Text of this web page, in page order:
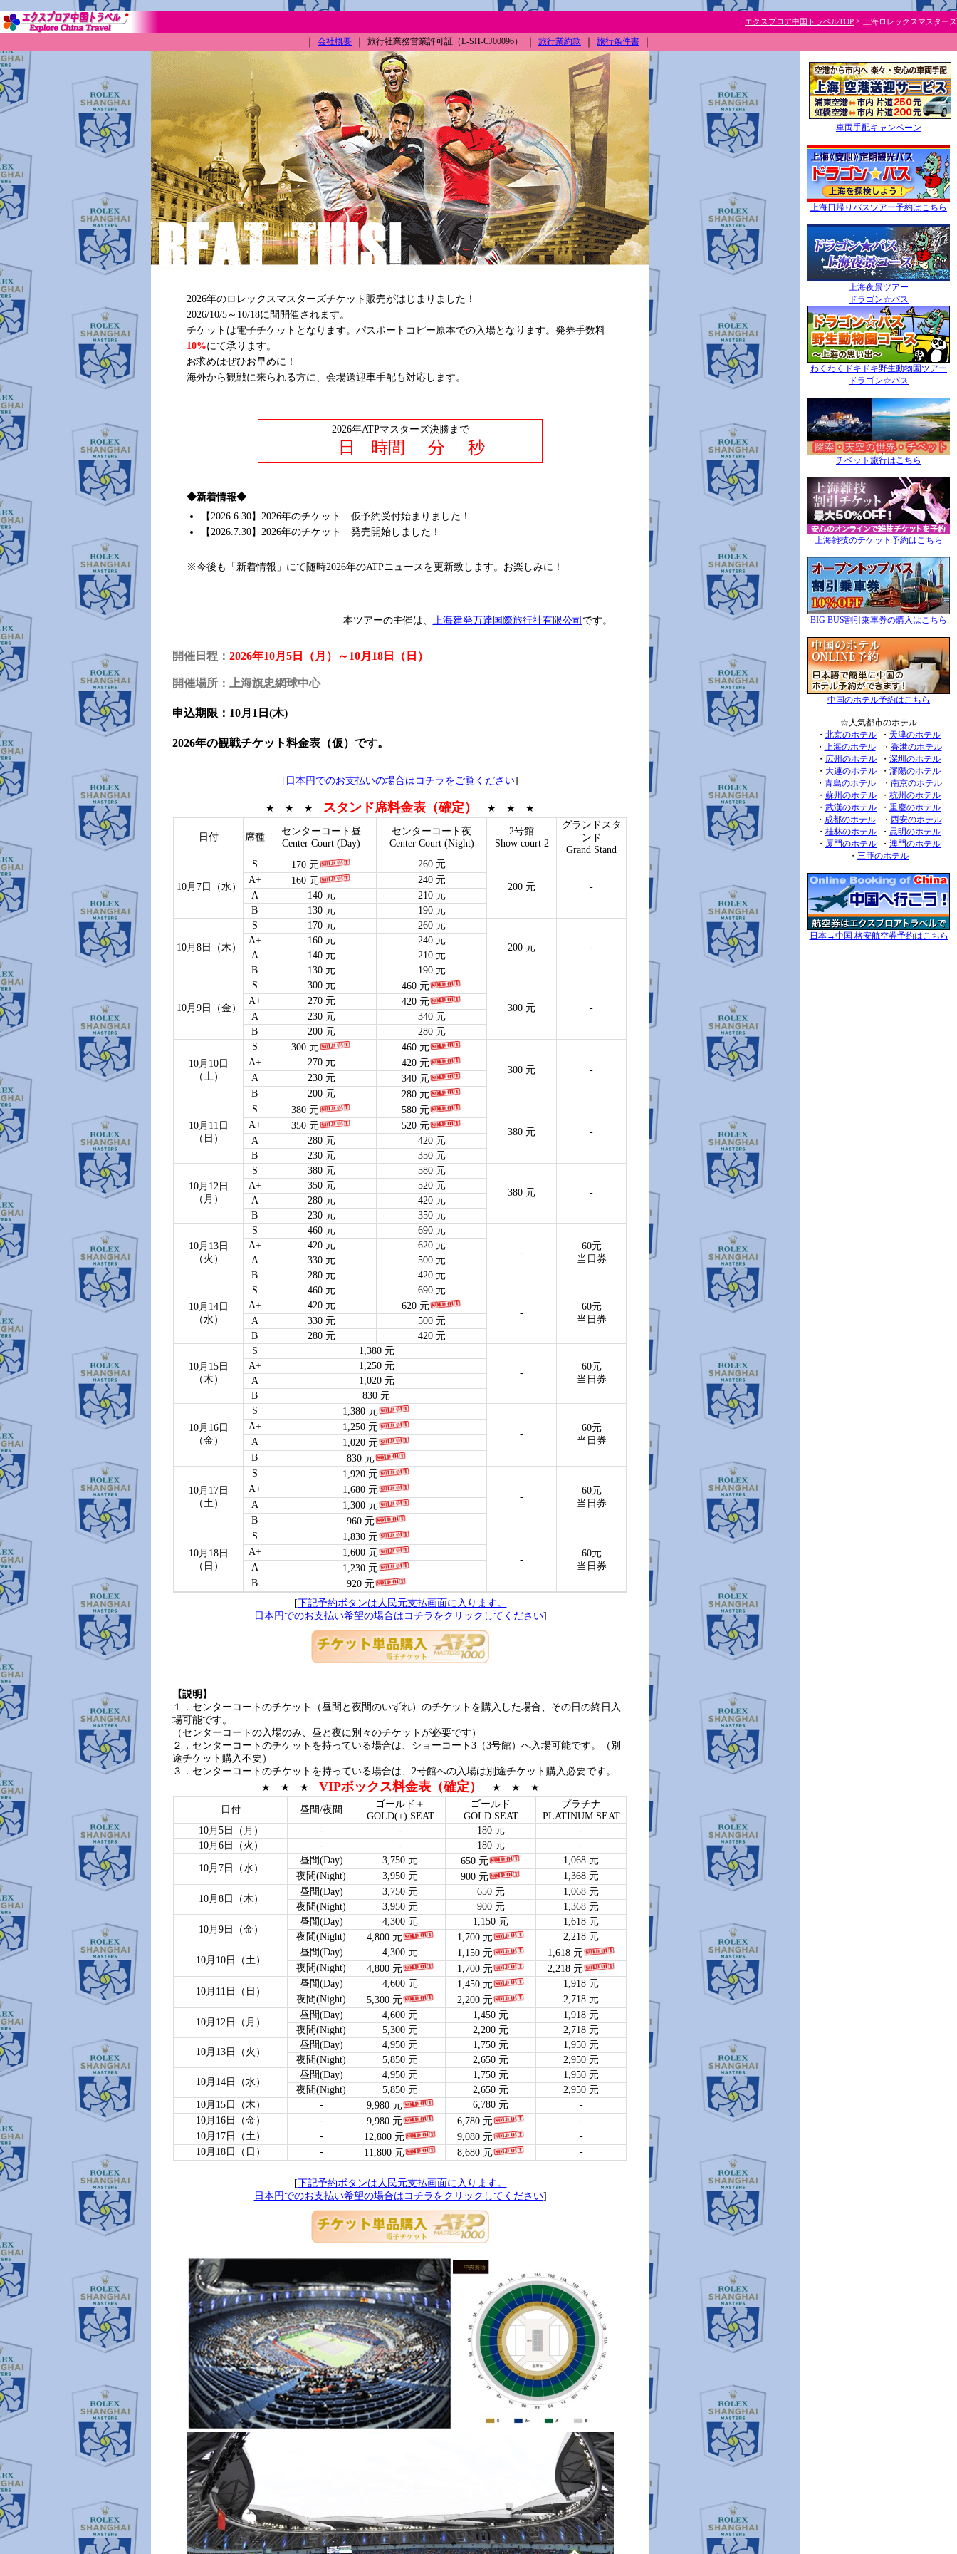
エクスプロア中国トラベルTOP > 上海ロレックスマスターズ
会社概要 旅行社業務営業許可証（L-SH-CJ00096） 旅行業約款 旅行条件書
2026年のロレックスマスターズチケット販売がはじまりました！
2026/10/5～10/18に間開催されます。
チケットは電子チケットとなります。パスポートコピー原本での入場となります。発券手数料
10%にて承ります。
お求めはぜひお早めに！
海外から観戦に来られる方に、会場送迎車手配も対応します。
2026年ATPマスターズ決勝まで
日 時間 分 秒
◆新着情報◆
【2026.6.30】2026年のチケット 仮予約受付始まりました！
【2026.7.30】2026年のチケット 発売開始しました！
※今後も「新着情報」にて随時2026年のATPニュースを更新致します。お楽しみに！
本ツアーの主催は、 上海建発万達国際旅行社有限公司 です。
開催日程： 2026年10月5日（月）～10月18日（日）
開催場所：上海旗忠網球中心
申込期限：10月1日(木)
2026年の観戦チケット料金表（仮）です。
[ 日本円でのお支払いの場合はコチラをご覧ください]
★ ★ ★ スタンド席料金表（確定） ★ ★ ★
日付 席種
センターコート昼
Center Court (Day)
センターコート夜
Center Court (Night)
2号館
Show court 2
グランドスタ
ンド
Grand Stand
10月7日（水）
S 170 元 260 元
200 元 -
A+ 160 元
240 元
A
140 元
210 元
B
130 元 190 元
10月8日（木）
S 170 元 260 元
200 元 -
A+ 160 元
240 元
A
140 元
210 元
B
130 元 190 元
10月9日（金）
S 300 元 460 元
300 元 -
A+ 270 元
420 元
A
230 元
340 元
B
200 元 280 元
10月10日
（土）
S 300 元 460 元
300 元 -
A+ 270 元
420 元
A
230 元
340 元
B
200 元 280 元
10月11日
（日）
S 380 元 580 元
380 元 -
A+ 350 元
520 元
A
280 元
420 元
B
230 元 350 元
10月12日
（月）
S 380 元 580 元
380 元 -
A+ 350 元
520 元
A
280 元
420 元
B
230 元 350 元
10月13日
（火）
S 460 元 690 元
-
60元
当日券
A+ 420 元
620 元
A
330 元
500 元
B
280 元 420 元
10月14日
（水）
S 460 元 690 元
-
60元
当日券
A+ 420 元
620 元
A
330 元
500 元
B
280 元 420 元
10月15日
（木）
S 1,380 元
-
60元
当日券
A+
1,250 元
A
1,020 元
B
830 元
10月16日
（金）
S 1,380 元
-
60元
当日券
A+
1,250 元
A
1,020 元
B
830 元
10月17日
（土）
S 1,920 元
-
60元
当日券
A+
1,680 元
A
1,300 元
B
960 元
10月18日
（日）
S 1,830 元
-
60元
当日券
A+
1,600 元
A
1,230 元
B
920 元
[下記予約ボタンは人民元支払画面に入ります。
日本円でのお支払い希望の場合はコチラをクリックしてください]
【説明】
１．センターコートのチケット（昼間と夜間のいずれ）のチケットを購入した場合、その日の終日入
場可能です。
（センターコートの入場のみ、昼と夜に別々のチケットが必要です）
２．センターコートのチケットを持っている場合は、ショーコート3（3号館）へ入場可能です。（別
途チケット購入不要）
３．センターコートのチケットを持っている場合は、2号館への入場は別途チケット購入必要です。
★ ★ ★ VIPボックス料金表（確定） ★ ★ ★
日付 昼間/夜間
ゴールド＋
GOLD(+) SEAT
ゴールド
GOLD SEAT
プラチナ
PLATINUM SEAT
10月5日（月）
- - 180 元
-
10月6日（火）
- - 180 元 -
10月7日（水）
昼間(Day) 3,750 元 650 元
1,068 元
夜間(Night)
3,950 元 900 元 1,368 元
10月8日（木）
昼間(Day) 3,750 元 650 元
1,068 元
夜間(Night)
3,950 元 900 元 1,368 元
10月9日（金）
昼間(Day) 4,300 元 1,150 元
1,618 元
夜間(Night)
4,800 元 1,700 元 2,218 元
10月10日（土）
昼間(Day) 4,300 元 1,150 元
1,618 元
夜間(Night)
4,800 元 1,700 元 2,218 元
10月11日（日）
昼間(Day) 4,600 元 1,450 元
1,918 元
夜間(Night)
5,300 元 2,200 元 2,718 元
10月12日（月）
昼間(Day) 4,600 元 1,450 元
1,918 元
夜間(Night)
5,300 元 2,200 元 2,718 元
10月13日（火）
昼間(Day) 4,950 元 1,750 元
1,950 元
夜間(Night)
5,850 元 2,650 元 2,950 元
10月14日（水）
昼間(Day) 4,950 元 1,750 元
1,950 元
夜間(Night)
5,850 元 2,650 元
2,950 元
10月15日（木）
- 9,980 元 6,780 元
-
10月16日（金）
- 9,980 元 6,780 元
-
10月17日（土）
- 12,800 元 9,080 元
-
10月18日（日）
- 11,800 元 8,680 元 -
[下記予約ボタンは人民元支払画面に入ります。
日本円でのお支払い希望の場合はコチラをクリックしてください]
車両手配キャンペーン
上海日帰りバスツアー予約はこちら
上海夜景ツアー
ドラゴン☆バス
わくわくドキドキ野生動物園ツアー
ドラゴン☆バス
チベット旅行はこちら
上海雑技のチケット予約はこちら
BIG BUS割引乗車券の購入はこちら
中国のホテル予約はこちら
☆人気都市のホテル
・ 北京のホテル ・ 天津のホテル
・ 上海のホテル・ 香港のホテル
・ 広州のホテル ・ 深圳のホテル
・ 大連のホテル ・ 瀋陽のホテル
・ 青島のホテル・ 南京のホテル
・ 蘇州のホテル ・ 杭州のホテル
・ 武漢のホテル ・ 重慶のホテル
・ 成都のホテル・ 西安のホテル
・ 桂林のホテル ・ 昆明のホテル
・ 厦門のホテル ・ 澳門のホテル
・ 三亜のホテル
日本→中国 格安航空券予約はこちら